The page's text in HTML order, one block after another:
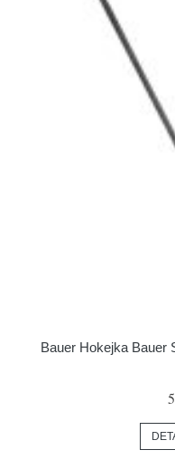
Bauer Hokejka Bauer